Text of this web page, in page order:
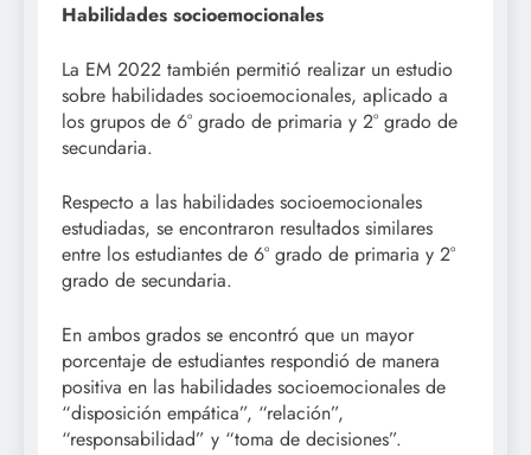
Habilidades socioemocionales
La EM 2022 también permitió realizar un estudio
sobre habilidades socioemocionales, aplicado a
los grupos de 6° grado de primaria y 2° grado de
secundaria.
Respecto a las habilidades socioemocionales
estudiadas, se encontraron resultados similares
entre los estudiantes de 6° grado de primaria y 2°
grado de secundaria.
En ambos grados se encontró que un mayor
porcentaje de estudiantes respondió de manera
positiva en las habilidades socioemocionales de
“disposición empática”, “relación”,
“responsabilidad” y “toma de decisiones”.